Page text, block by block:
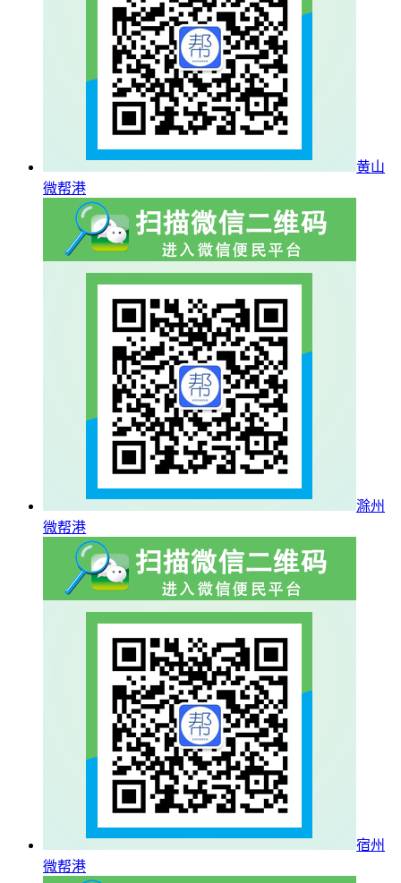
黄山
微帮港
滁州
微帮港
宿州
微帮港